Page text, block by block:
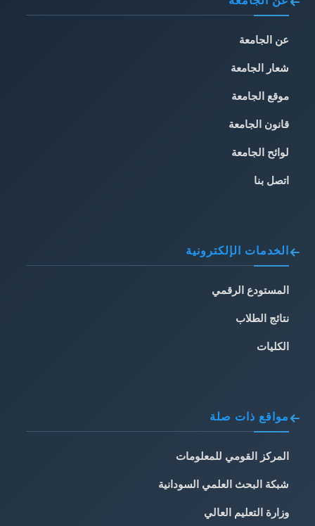
عن الجامعة
شعار الجامعة
موقع الجامعة
قانون الجامعة
لوائح الجامعة
اتصل بنا
الخدمات الإلكترونية
المستودع الرقمي
نتائج الطلاب
الكليات
مواقع ذات صلة
المركز القومي للمعلومات
شبكة البحث العلمي السودانية
وزارة التعليم العالي